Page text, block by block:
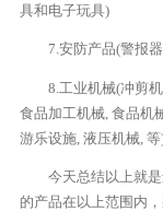
具和电子玩具)
7.安防产品(警报器
8.工业机械(冲剪机
食品加工机械, 食品机
游乐设施, 液压机械, 等
今天总结以上就是
的产品在以上范围内